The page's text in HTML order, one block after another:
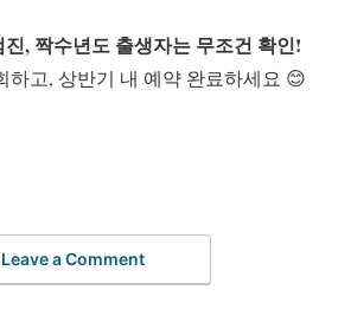
, 짝수년도 출생자는 무조건 확인!
하고, 상반기 내 예약 완료하세요 😊
Leave a Comment